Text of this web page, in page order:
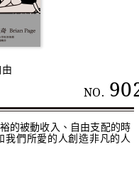
NO.
的被動收入、自由支配的時
我們所愛的人創造非凡的人